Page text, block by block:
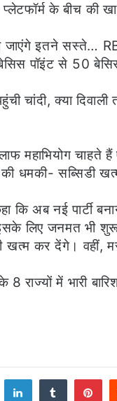
के बीच की
इतने सस्‍ते…
पॉइंट से 50
चांदी, क्या
महाभियोग चाहते
की धमकी- सब्सिडी
कि अब नई पार्टी
इसके लिए जनमत भी
कर देंगे। वहीं,
के 8 राज्यों में भारी
LinkedInTumblr